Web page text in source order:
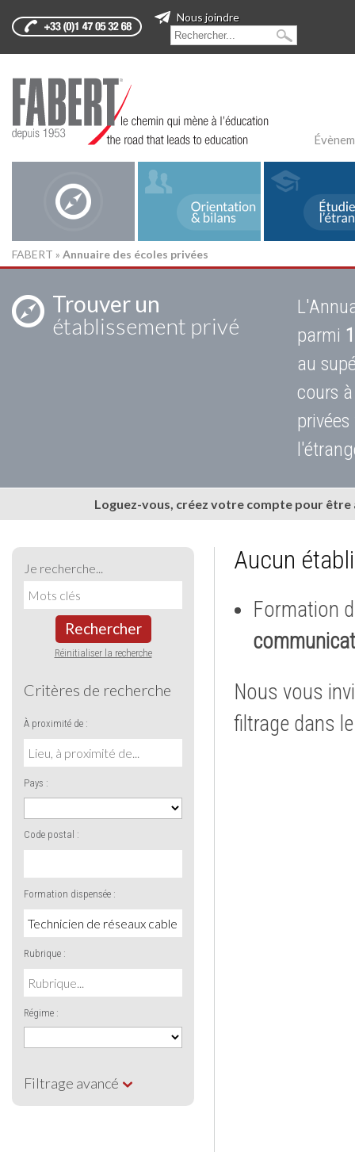
Nous joindre
FABERT » Annuaire des écoles privées
Trouver un
établissement privé
parmi
au
cours
Loguez-vous, créez votre compte pour
Je recherche...
Rechercher
Réinitialiser la recherche
Critères de recherche
À proximité de :
Pays :
Code postal :
Formation dispensée :
Rubrique :
Régime :
Filtrage avancé
Aucun
Formation
Nous vous
filtrage dans